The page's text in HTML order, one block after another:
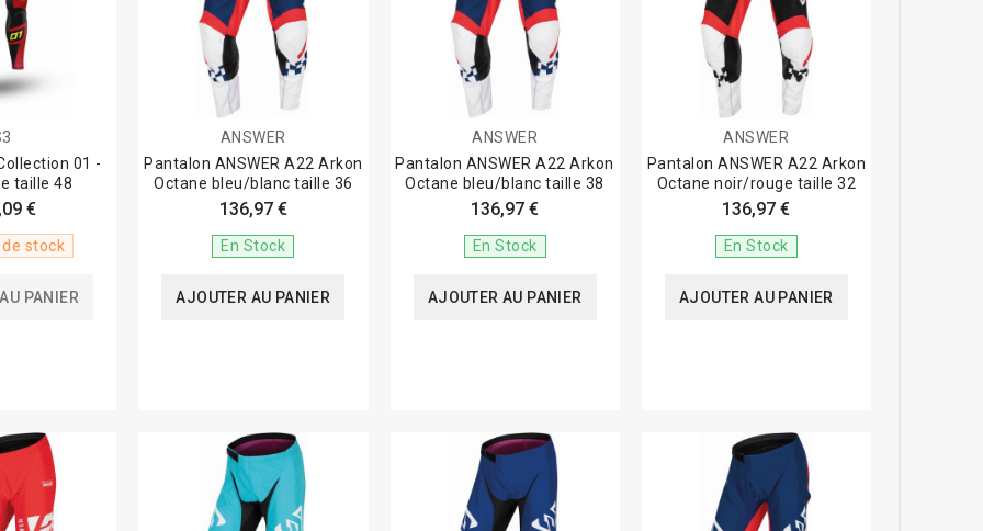
01 -
taille 48
€
stock
PANIER
ANSWER
Pantalon ANSWER A22 Arkon
Octane bleu/blanc taille 36
136,97 €
En Stock
AJOUTER AU PANIER
ANSWER
Pantalon ANSWER A22 Arkon
Octane bleu/blanc taille 38
136,97 €
En Stock
AJOUTER AU PANIER
ANSWER
Pantalon ANSWER A22 Arkon
Octane noir/rouge taille 32
136,97 €
En Stock
AJOUTER AU PANIER